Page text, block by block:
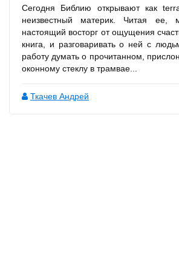
Сегодня Библию открывают как
неизвестный материк. Читая ее,
настоящий восторг от ощущения
книга, и разговаривать о ней с
работу думать о прочитанном,
оконному стеклу в трамвае...
Ткачев Андрей